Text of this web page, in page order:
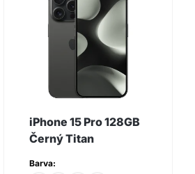
iPhone 15 Pro 128GB
Černý Titan
Barva: